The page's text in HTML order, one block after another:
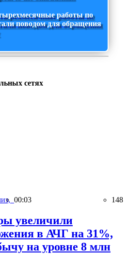
работы по
поводом для обращения
сетях
00:03 148
увеличили
в АЧГ на 31%,
на уровне 8 млн